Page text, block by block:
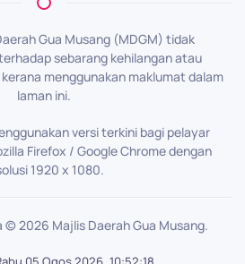
Gua Musang (MDGM) tidak
sebarang kehilangan atau
menggunakan maklumat dalam
laman ini.
versi terkini bagi pelayar
Firefox / Google Chrome dengan
1920 x 1080.
©2026 Majlis Daerah Gua Musang.